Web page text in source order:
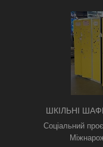
ШКІЛЬНІ
Соціальний